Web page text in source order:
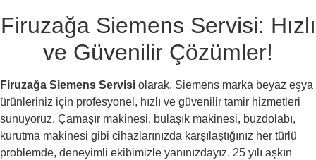
Firuzağa Siemens Servisi: Hızlı
ve Güvenilir Çözümler!
Firuzağa Siemens Servisi olarak, Siemens marka beyaz eşya
ürünleriniz için profesyonel, hızlı ve güvenilir tamir hizmetleri
sunuyoruz. Çamaşır makinesi, bulaşık makinesi, buzdolabı,
kurutma makinesi gibi cihazlarınızda karşılaştığınız her türlü
problemde, deneyimli ekibimizle yanınızdayız. 25 yılı aşkın